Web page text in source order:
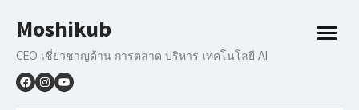
to
Moshikub
CEO เชี่ยวชาญด้าน การตลาด บริหาร เทคโนโลยี AI
open